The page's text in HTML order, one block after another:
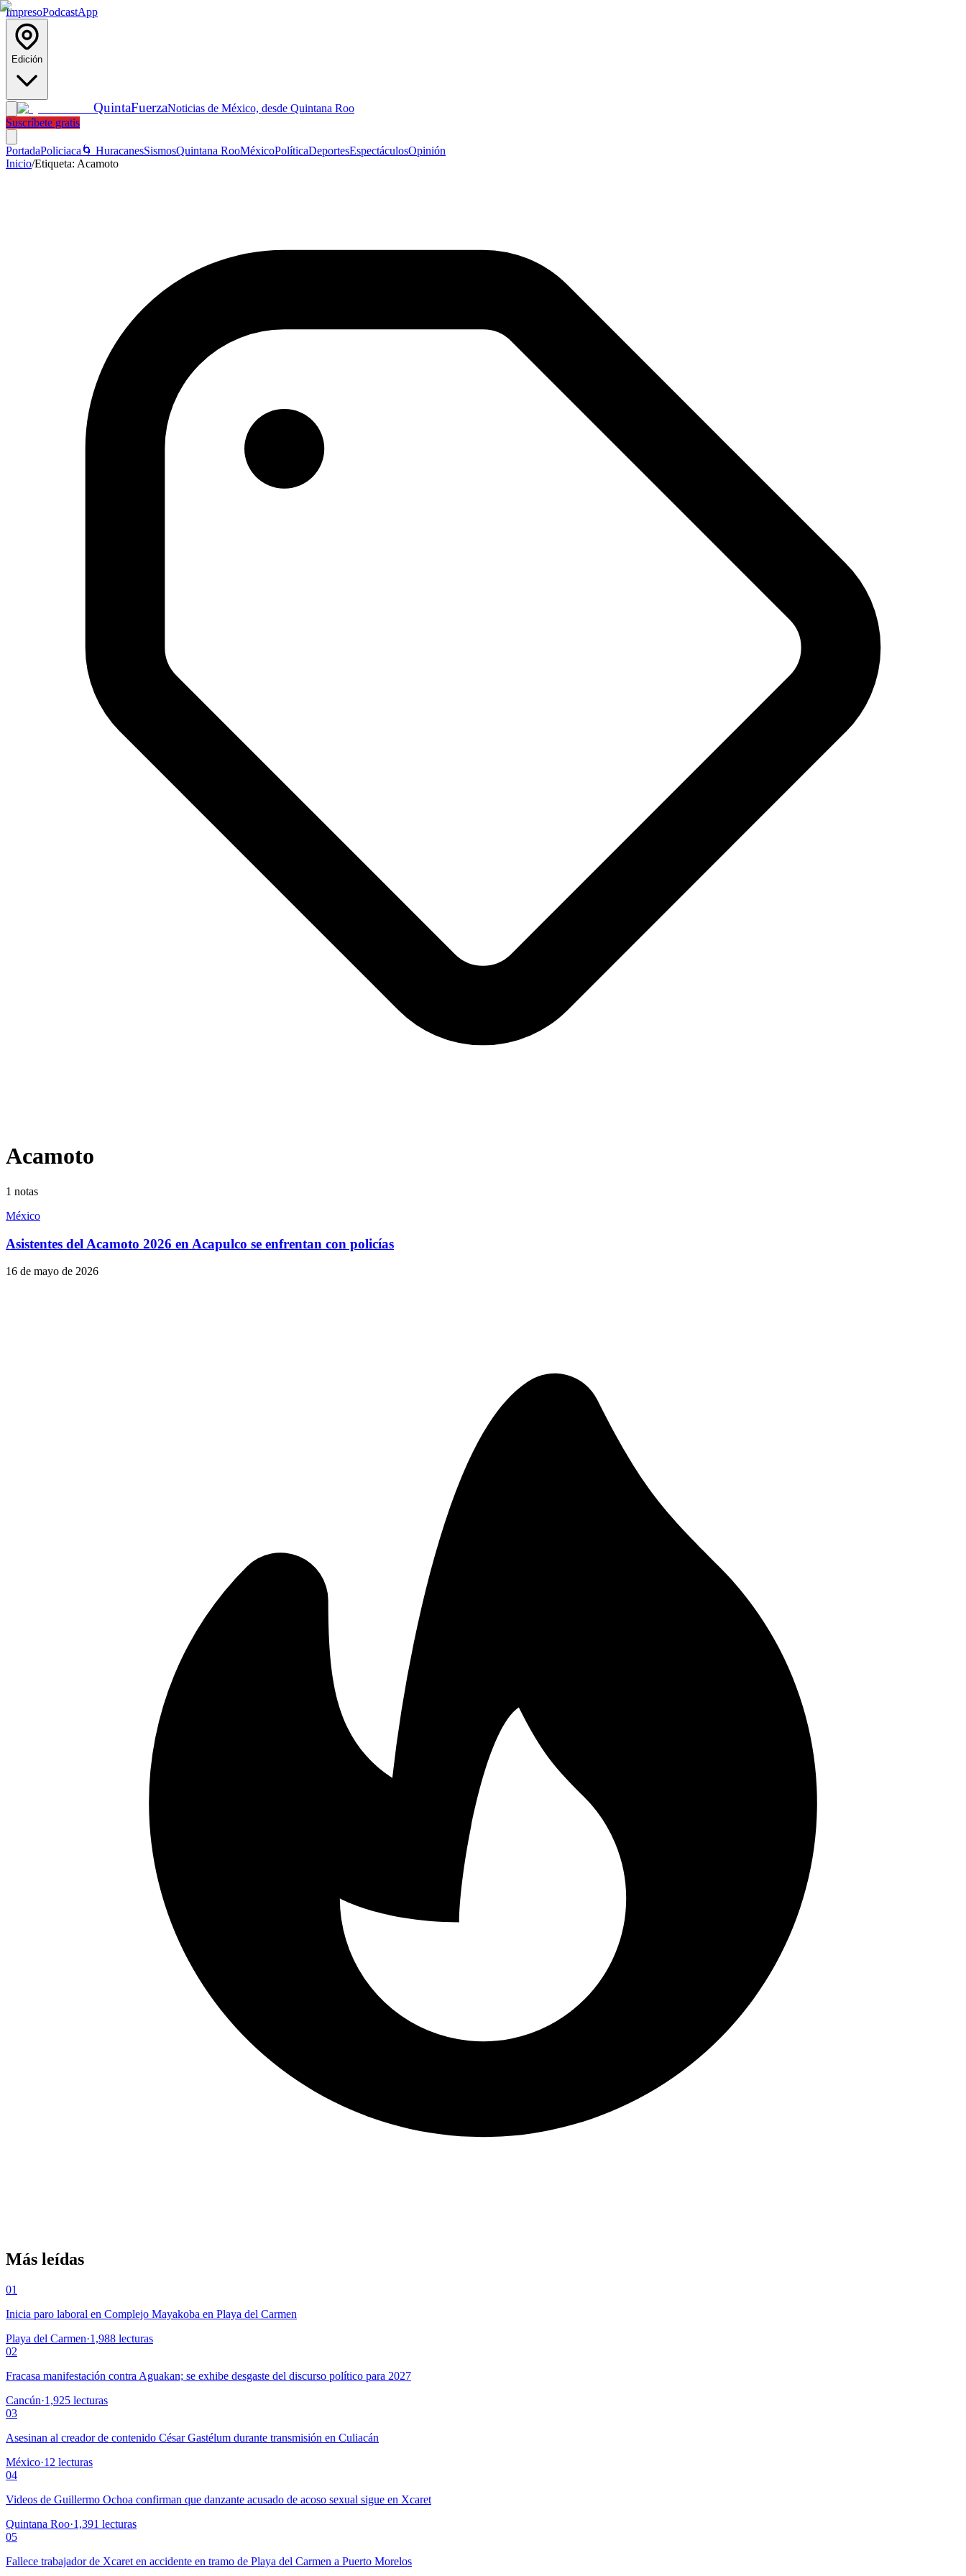
ImpresoPodcastApp
Edición
QuintaFuerzaNoticias de México, desde Quintana Roo
Suscríbete gratis
PortadaPoliciaca 🌀 HuracanesSismosQuintana RooMéxicoPolíticaDeportesEspectáculosOpinión
Inicio/Etiqueta: Acamoto
Acamoto
1 notas
México
Asistentes del Acamoto 2026 en Acapulco se enfrentan con policías
16 de mayo de 2026
Más leídas
01
Inicia paro laboral en Complejo Mayakoba en Playa del Carmen
Playa del Carmen·1,988 lecturas
02
Fracasa manifestación contra Aguakan; se exhibe desgaste del discurso político para 2027
Cancún·1,925 lecturas
03
Asesinan al creador de contenido César Gastélum durante transmisión en Culiacán
México·12 lecturas
04
Videos de Guillermo Ochoa confirman que danzante acusado de acoso sexual sigue en Xcaret
Quintana Roo·1,391 lecturas
05
Fallece trabajador de Xcaret en accidente en tramo de Playa del Carmen a Puerto Morelos